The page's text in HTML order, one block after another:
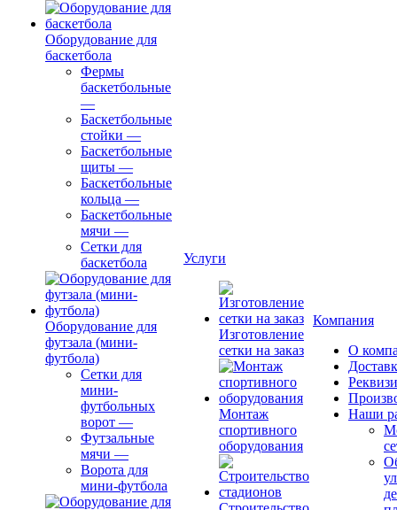
Оборудование для
баскетбола
Фермы
баскетбольные
—
Баскетбольные
стойки —
Баскетбольные
щиты —
Баскетбольные
кольца —
Баскетбольные
мячи —
Сетки для
баскетбола
Оборудование для
футзала (мини-
футбола)
Сетки для
мини-
футбольных
ворот —
Футзальные
мячи —
Ворота для
мини-футбола
Услуги
Изготовление
сетки на заказ
Монтаж
спортивного
оборудования
Компания
О
Наши